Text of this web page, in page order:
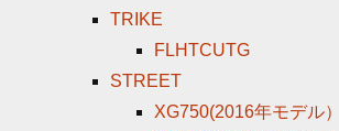
TRIKE
FLHTCUTG
STREET
XG750(2016年モデル）